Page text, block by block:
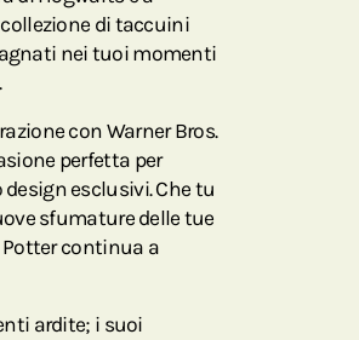
collezione di taccuini
nei tuoi momenti
con Warner Bros.
perfetta per
esclusivi. Che tu
sfumature delle tue
Potter continua a
ardite; i suoi